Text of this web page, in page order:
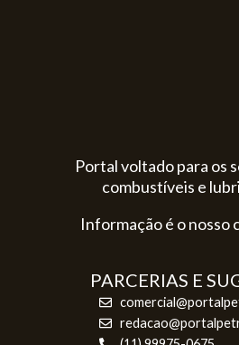
Portal voltado para os
combustíveis e
Informação é o nosso
PARCERIAS E